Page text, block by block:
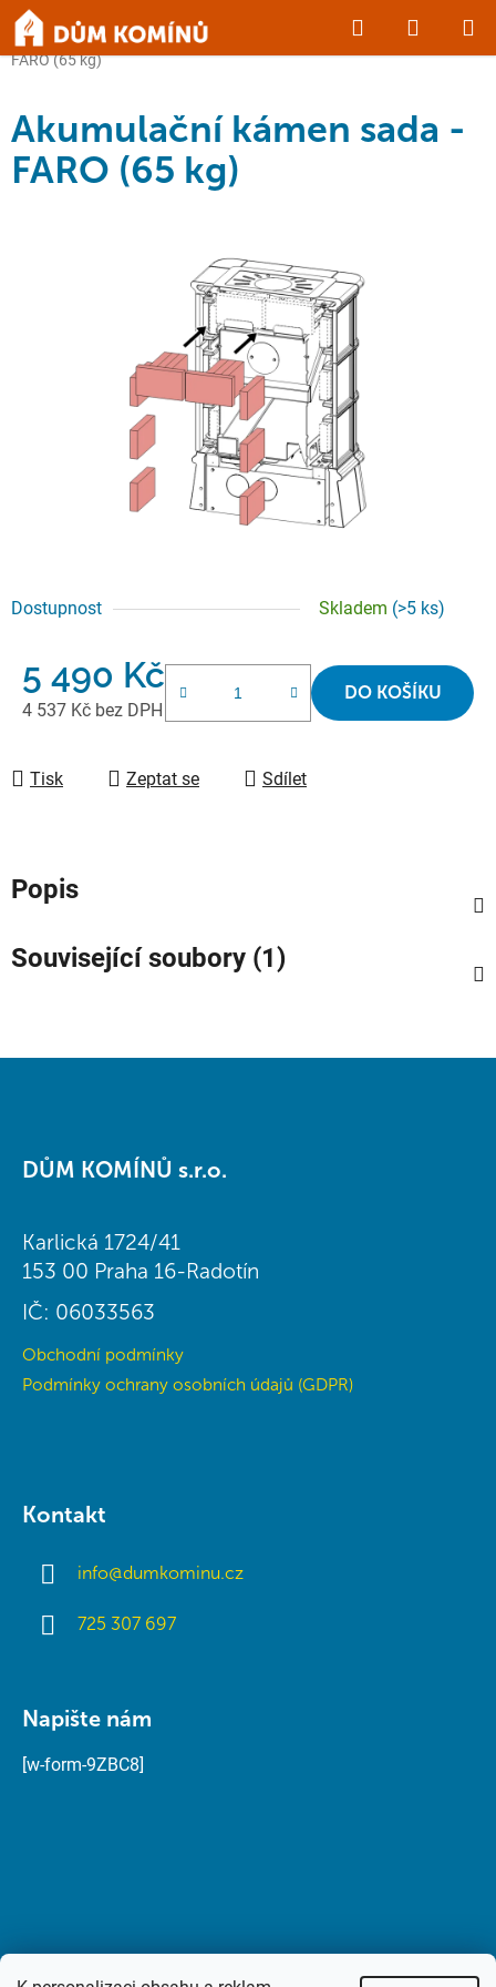
Přejít
obsah
Hledat
KOŠÍK
Domů /KRBY a KAMNA / Příslušenství
Akumulační kámen sada -
FARO (65 kg)
Dostupnost Skladem (>5 ks)
5 490 Kč
4 537 Kč bez DPH
DO KOŠÍKU
Tisk Zeptat se Sdílet
Akumulační kámen sada -
FARO (65 kg)
Popis
Související soubory (1)
DŮM KOMÍNŮ s.r.o.
Karlická 1724/41
153 00 Praha 16-Radotín
IČ: 06033563
Obchodní podmínky
Podmínky ochrany osobních údajů (GDPR)
Kontakt
info@dumkominu.cz
725 307 697
Napište nám
[w-form-9ZBC8]